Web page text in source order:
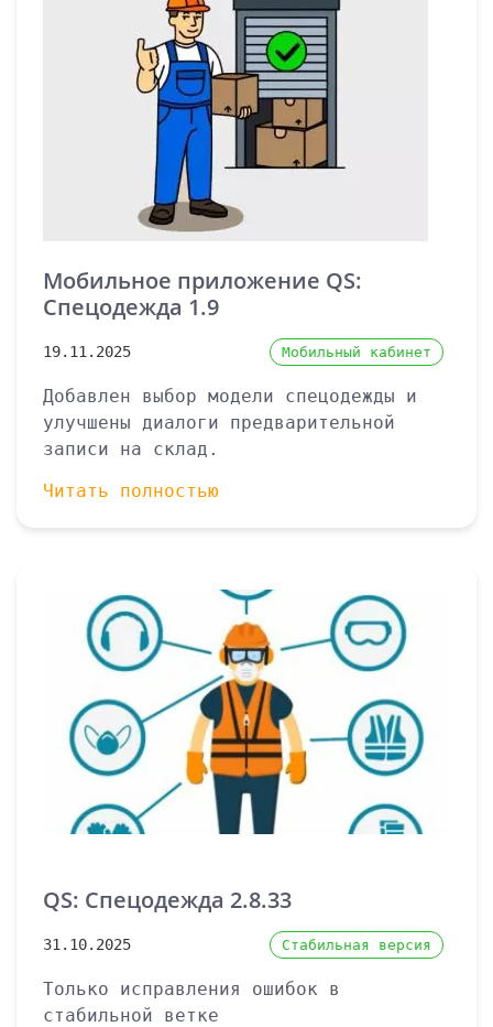
Мобильное приложение QS:
Спецодежда 1.9
19.11.2025 Мобильный кабинет
Добавлен выбор модели спецодежды и
улучшены диалоги предварительной
записи на склад.
Читать полностью
QS: Спецодежда 2.8.33
31.10.2025 Стабильная версия
Только исправления ошибок в
стабильной ветке